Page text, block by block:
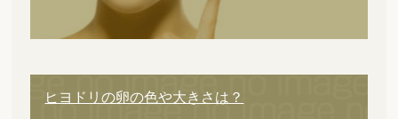
ヒヨドリの卵の色や大きさは？